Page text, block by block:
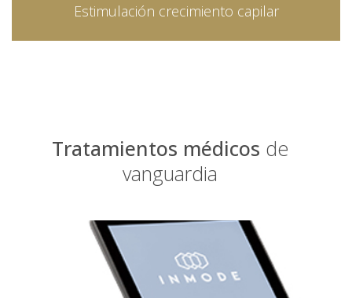
Estimulación crecimiento capilar
Tratamientos médicos de
vanguardia